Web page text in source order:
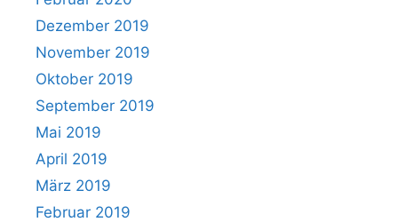
Dezember 2019
November 2019
Oktober 2019
September 2019
Mai 2019
April 2019
März 2019
Februar 2019